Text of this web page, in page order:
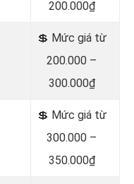
200.000₫
💲 Mức giá từ
200.000 –
300.000₫
💲 Mức giá từ
300.000 –
350.000₫